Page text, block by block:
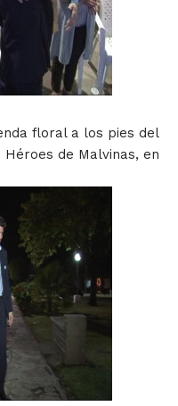
floral a los pies del
de Malvinas, en